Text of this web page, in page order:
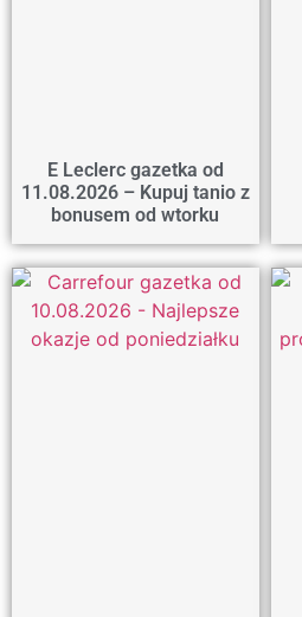
E Leclerc gazetka od
11.08.2026 – Kupuj tanio z
bonusem od wtorku